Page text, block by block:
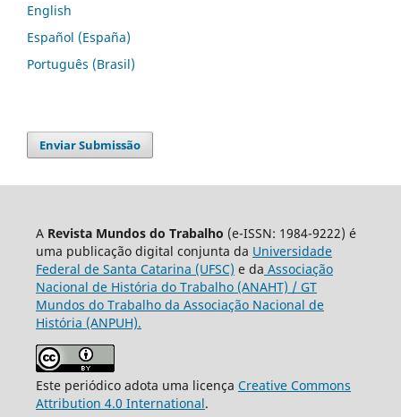
English
Español (España)
Português (Brasil)
Enviar Submissão
A Revista Mundos do Trabalho (e-ISSN: 1984-9222) é
uma publicação digital conjunta da Universidade
Federal de Santa Catarina (UFSC) e da Associação
Nacional de História do Trabalho (ANAHT) / GT
Mundos do Trabalho da Associação Nacional de
História (ANPUH).
Este periódico adota uma licença Creative Commons
Attribution 4.0 International.